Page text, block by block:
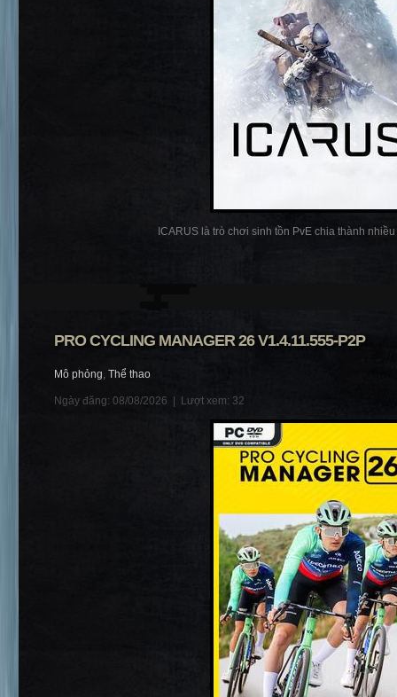
ICARUS là trò chơi sinh tồn PvE chia thành
PRO CYCLING MANAGER 26 V1.4.11.555-P2P
Mô phỏng, Thể thao
Ngày đăng: 08/08/2026 | Lượt xem: 32